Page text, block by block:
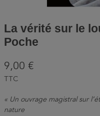
La vérité sur le
Poche
9,00 €
TTC
« Un ouvrage magistral sur
nature